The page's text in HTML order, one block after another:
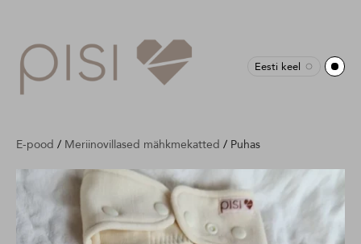
Eesti keel
E-pood / Meriinovillased mähkmekatted / Puhas